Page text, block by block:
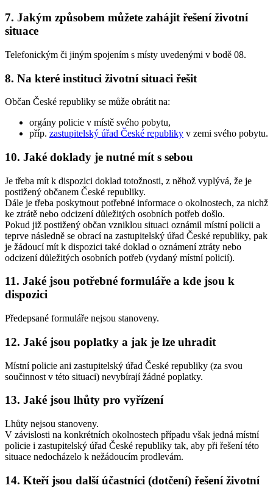
7. Jakým způsobem můžete zahájit řešení životní
situace
Telefonickým či jiným spojením s místy uvedenými v bodě 08.
8. Na které instituci životní situaci řešit
Občan České republiky se může obrátit na:
orgány policie v místě svého pobytu,
příp. zastupitelský úřad České republiky v zemi svého pobytu.
10. Jaké doklady je nutné mít s sebou
Je třeba mít k dispozici doklad totožnosti, z něhož vyplývá, že je
postižený občanem České republiky.
Dále je třeba poskytnout potřebné informace o okolnostech, za nichž
ke ztrátě nebo odcizení důležitých osobních potřeb došlo.
Pokud již postižený občan vzniklou situaci oznámil místní policii a
teprve následně se obrací na zastupitelský úřad České republiky, pak
je žádoucí mít k dispozici také doklad o oznámení ztráty nebo
odcizení důležitých osobních potřeb (vydaný místní policií).
11. Jaké jsou potřebné formuláře a kde jsou k
dispozici
Předepsané formuláře nejsou stanoveny.
12. Jaké jsou poplatky a jak je lze uhradit
Místní policie ani zastupitelský úřad České republiky (za svou
součinnost v této situaci) nevybírají žádné poplatky.
13. Jaké jsou lhůty pro vyřízení
Lhůty nejsou stanoveny.
V závislosti na konkrétních okolnostech případu však jedná místní
policie i zastupitelský úřad České republiky tak, aby při řešení této
situace nedocházelo k nežádoucím prodlevám.
14. Kteří jsou další účastníci (dotčení) řešení životní